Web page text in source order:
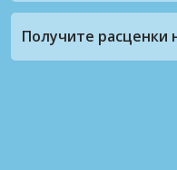
Получите расценки